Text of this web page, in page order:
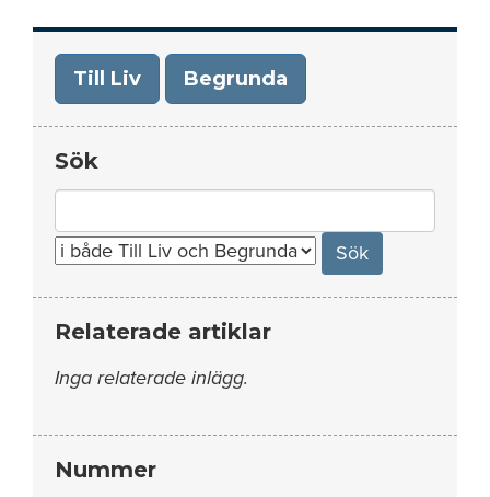
Till Liv Begrunda
Sök
for:
Relaterade artiklar
Inga relaterade inlägg.
Nummer